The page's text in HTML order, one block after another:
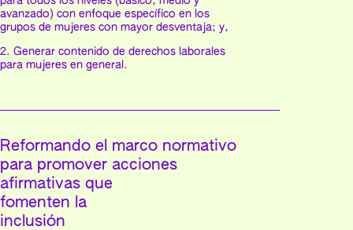
avanzado) con enfoque específico en los
grupos de mujeres con mayor desventaja; y,
2. Generar contenido de derechos laborales
para mujeres en general.
Reformando el marco normativo
para promover acciones
afirmativas que
fomenten la
inclusión